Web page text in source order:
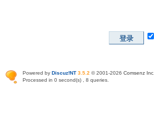
登录
Powered by Discuz!NT 3.5.2 © 2001-2026 Comsenz Inc
Processed in 0 second(s) , 8 queries.